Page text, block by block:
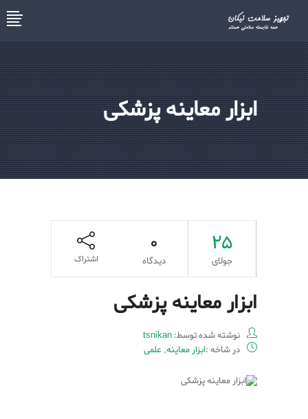
ابزار معاینه پزشکی
25
جولای
0
دیدگاه اشتراک
ابزار معاینه پزشکی
نوشته شده توسط:tsnikan
در شاخه :ابزار معاینه,علمی